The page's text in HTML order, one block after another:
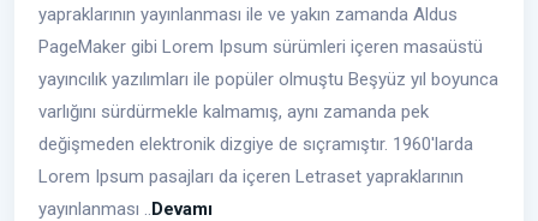
yapraklarının yayınlanması ile ve yakın zamanda Aldus
PageMaker gibi Lorem Ipsum sürümleri içeren masaüstü
yayıncılık yazılımları ile popüler olmuştu Beşyüz yıl boyunca
varlığını sürdürmekle kalmamış, aynı zamanda pek
değişmeden elektronik dizgiye de sıçramıştır. 1960'larda
Lorem Ipsum pasajları da içeren Letraset yapraklarının
yayınlanması ..Devamı